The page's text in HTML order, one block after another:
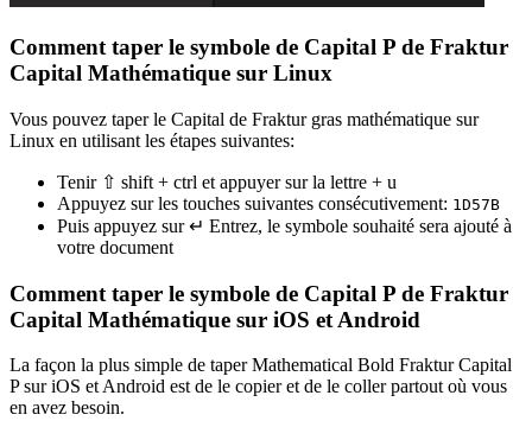
Comment taper le symbole de Capital P de Fraktur
Capital Mathématique sur Linux
Vous pouvez taper le Capital de Fraktur gras mathématique sur
Linux en utilisant les étapes suivantes:
Tenir ⇧ shift + ctrl et appuyer sur la lettre + u
Appuyez sur les touches suivantes consécutivement: 1 D57B
Puis appuyez sur ↵ Entrez, le symbole souhaité sera ajouté à
votre document
Comment taper le symbole de Capital P de Fraktur
Capital Mathématique sur iOS et Android
La façon la plus simple de taper Mathematical Bold Fraktur Capital
P sur iOS et Android est de le copier et de le coller partout où vous
en avez besoin.